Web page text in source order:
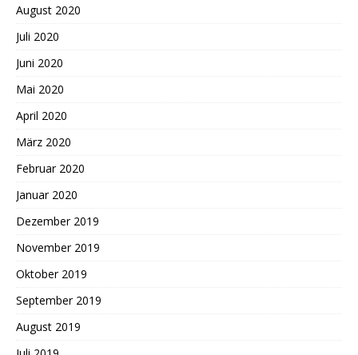
August 2020
Juli 2020
Juni 2020
Mai 2020
April 2020
März 2020
Februar 2020
Januar 2020
Dezember 2019
November 2019
Oktober 2019
September 2019
August 2019